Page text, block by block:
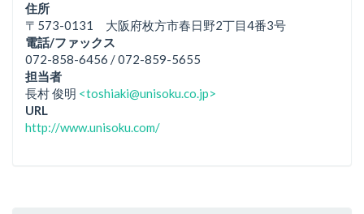
住所
〒573-0131 大阪府枚方市春日野2丁目4番3号
電話/ファックス
072-858-6456 / 072-859-5655
担当者
長村 俊明 <toshiaki@unisoku.co.jp>
URL
http://www.unisoku.com/